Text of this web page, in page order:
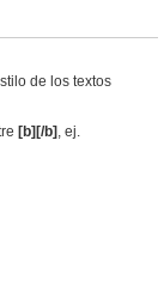
de los textos
[b][/b] , ej.